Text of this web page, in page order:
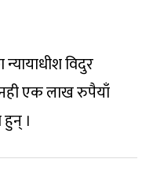
विदुर
एक लाख रुपैयाँ
।